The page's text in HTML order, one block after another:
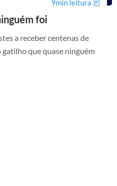
9min leitura
foi
a receber centenas de
gatilho que quase ninguém